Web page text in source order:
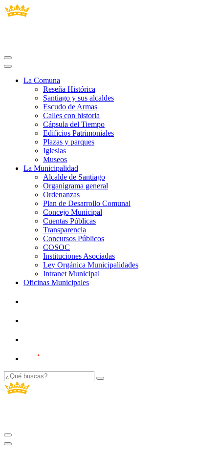
La Comuna
Reseña Histórica
Santiago y sus alcaldes
Escudo de Armas
Calles con historia
Cápsula del Tiempo
Edificios Patrimoniales
Plazas y parques
Iglesias
Museos
La Municipalidad
Alcalde de Santiago
Organigrama general
Ordenanzas
Plan de Desarrollo Comunal
Concejo Municipal
Cuentas Públicas
Transparencia
Concursos Públicos
COSOC
Instituciones Asociadas
Ley Orgánica Municipalidades
Intranet Municipal
Oficinas Municipales